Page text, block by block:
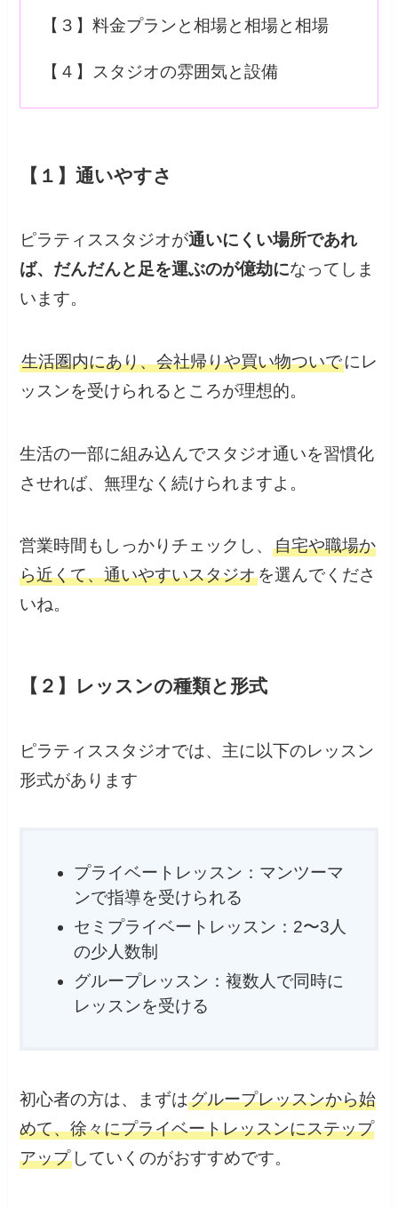
【３】料金プランと相場と相場と相場
【４】スタジオの雰囲気と設備
【１】通いやすさ
ピラティススタジオが通いにくい場所であれ
ば、だんだんと足を運ぶのが億劫になってしま
います。
生活圏内にあり、会社帰りや買い物ついでにレ
ッスンを受けられるところが理想的。
生活の一部に組み込んでスタジオ通いを習慣化
させれば、無理なく続けられますよ。
営業時間もしっかりチェックし、自宅や職場か
ら近くて、通いやすいスタジオを選んでくださ
いね。
【２】レッスンの種類と形式
ピラティススタジオでは、主に以下のレッスン
形式があります
プライベートレッスン：マンツーマ
ンで指導を受けられる
セミプライベートレッスン：2〜3人
の少人数制
グループレッスン：複数人で同時に
レッスンを受ける
初心者の方は、まずはグループレッスンから始
めて、徐々にプライベートレッスンにステップ
アップ していくのがおすすめです。